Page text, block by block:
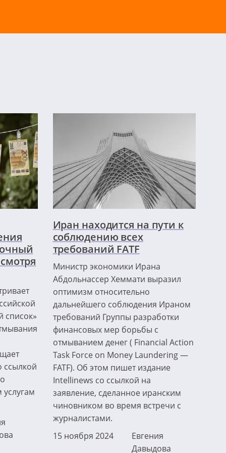
список»
ссылкой
Иран находится на пути к
соблюдению всех
требований FATF
Министр экономики Ирана
Абдольнассер Хеммати выразил
оптимизм относительно
дальнейшего соблюдения Ираном
требований Группы разработки
финансовых мер борьбы с
отмыванием денег ( Financial Action
Task Force on Money Laundering —
FATF). Об этом пишет издание
Intellinews со ссылкой на
заявление, сделанное иранским
чиновником во время встречи с
журналистами.
15 ноября 2024
Евгения
Давыдова